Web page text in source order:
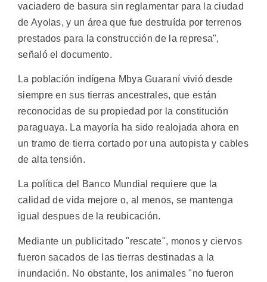
vaciadero de basura sin reglamentar para la ciudad
de Ayolas, y un área que fue destruída por terrenos
prestados para la construcción de la represa",
señaló el documento.
La población indígena Mbya Guaraní vivió desde
siempre en sus tierras ancestrales, que están
reconocidas de su propiedad por la constitución
paraguaya. La mayoría ha sido realojada ahora en
un tramo de tierra cortado por una autopista y cables
de alta tensión.
La política del Banco Mundial requiere que la
calidad de vida mejore o, al menos, se mantenga
igual despues de la reubicación.
Mediante un publicitado "rescate", monos y ciervos
fueron sacados de las tierras destinadas a la
inundación. No obstante, los animales "no fueron